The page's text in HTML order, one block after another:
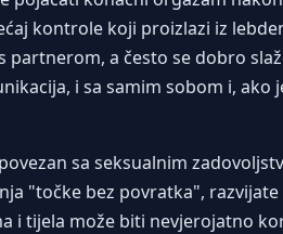
kontrole koji proizlazi iz
partnerom, a često se dobro
i sa samim sobom i, ako
sa seksualnim
"točke bez povratka",
i tijela može biti nevjerojatno